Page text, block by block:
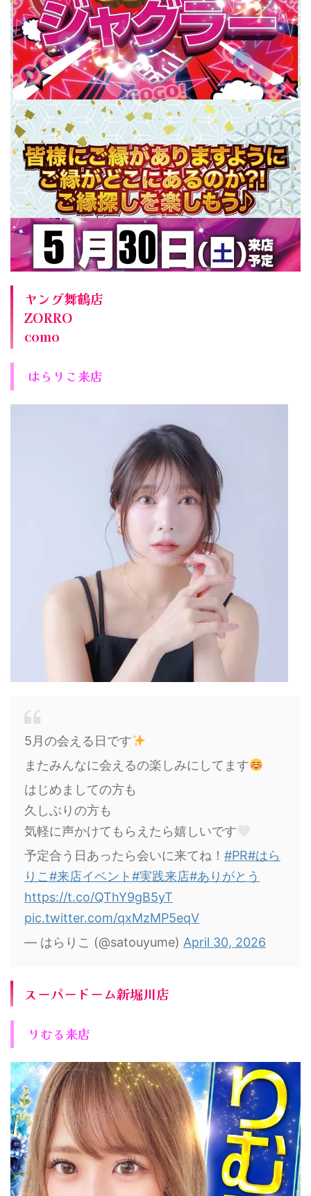
ヤング舞鶴店
ZORRO
como
はらりこ来店
5月の会える日です
またみんなに会えるの楽しみにしてます
はじめましての方も
久しぶりの方も
気軽に声かけてもらえたら嬉しいです
予定合う日あったら会いに来てね！ #PR#はら
りこ #来店イベント#実践来店#ありがとう
https://t.co/QThY9gB5yT
pic.twitter.com/qxMzMP5eqV
— はらりこ (@satouyume) April 30, 2026
スーパードーム新堀川店
りむる来店